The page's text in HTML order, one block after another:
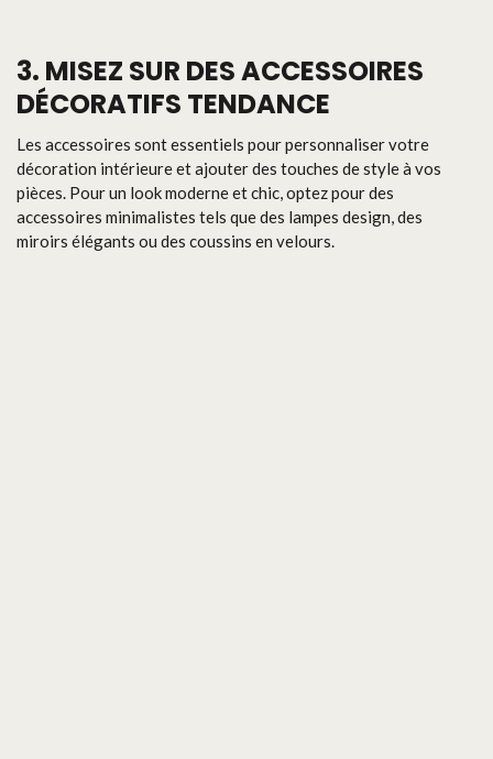
3. MISEZ SUR DES ACCESSOIRES
DÉCORATIFS TENDANCE
Les accessoires sont essentiels pour personnaliser votre
décoration intérieure et ajouter des touches de style à vos
pièces. Pour un look moderne et chic, optez pour des
accessoires minimalistes tels que des lampes design, des
miroirs élégants ou des coussins en velours.